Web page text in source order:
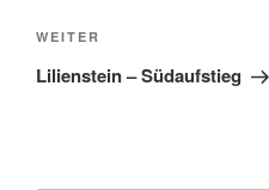
Nächster
Beitrag
WEITER
Lilienstein – Südaufstieg